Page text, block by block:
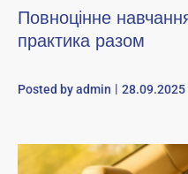
Повноцінне
практика разом
Posted byadmin 28.09.2025